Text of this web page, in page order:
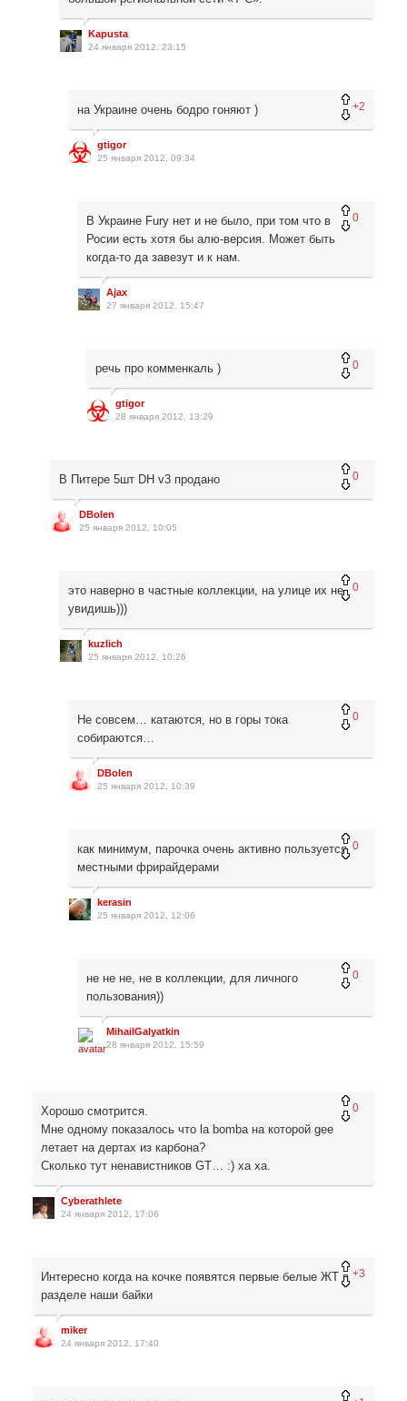
Kapusta
24 января 2012, 23:15
+2
на Украине очень бодро гоняют )
gtigor
25 января 2012, 09:34
0
В Украине Fury нет и не было, при том что в
Росии есть хотя бы алю-версия. Может быть
когда-то да завезут и к нам.
Ajax
27 января 2012, 15:47
0
речь про комменкаль )
gtigor
28 января 2012, 13:29
0
В Питере 5шт DH v3 продано
DBolen
25 января 2012, 10:05
0
это наверно в частные коллекции, на улице их не
увидишь)))
kuzlich
25 января 2012, 10:26
0
Не совсем… катаются, но в горы тока
собираются…
DBolen
25 января 2012, 10:39
0
как минимум, парочка очень активно пользуется
местными фрирайдерами
kerasin
25 января 2012, 12:06
0
не не не, не в коллекции, для личного
пользования))
MihailGalyatkin
28 января 2012, 15:59
0
Хорошо смотрится.
Мне одному показалось что la bomba на которой gee
летает на дертах из карбона?
Сколько тут ненавистников GT… :) ха ха.
Cyberathlete
24 января 2012, 17:06
+3
Интересно когда на кочке появятся первые белые ЖТ в
разделе наши байки
miker
24 января 2012, 17:40